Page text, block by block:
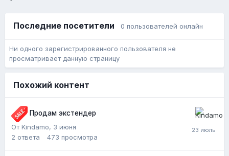
Последние посетители 0 пользователей онлайн
Ни одного зарегистрированного пользователя не
просматривает данную страницу
Похожий контент
Продам экстендер
От Kindamo, 3 июня
2 ответа 473 просмотра